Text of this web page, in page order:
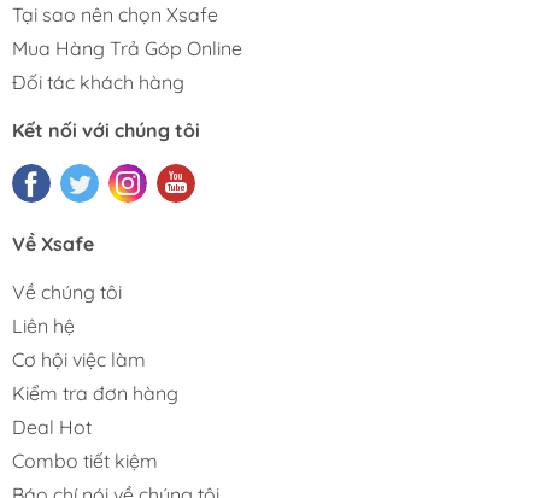
Tại sao nên chọn Xsafe
Mua Hàng Trả Góp Online
Đối tác khách hàng
Kết nối với chúng tôi
Về Xsafe
Về chúng tôi
Liên hệ
Cơ hội việc làm
Kiểm tra đơn hàng
Deal Hot
Combo tiết kiệm